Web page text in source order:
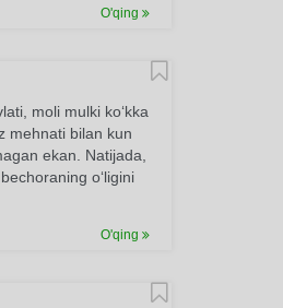
O'qing
moli mulki ko‘kka
mehnati bilan kun
ekan. Natijada,
o‘ligini
O'qing